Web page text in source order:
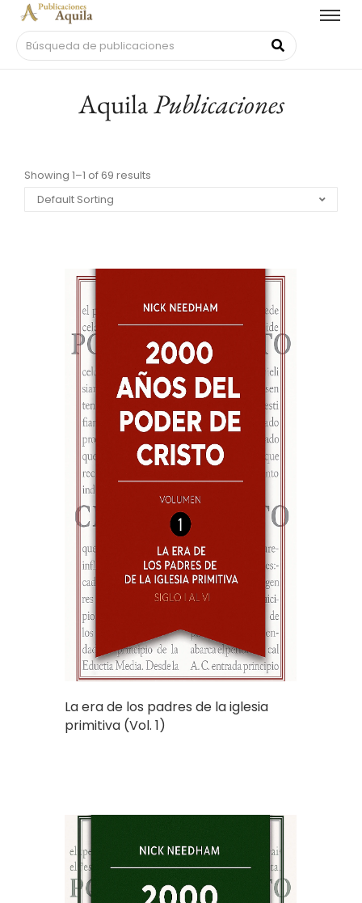
AquilaPublicaciones
Showing 1–1 of 69 results
La era de los padres de la iglesia
primitiva (Vol. 1)